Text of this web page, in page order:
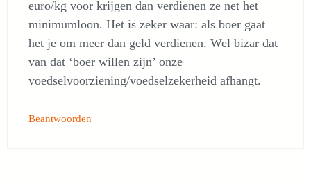
euro/kg voor krijgen dan verdienen ze net het
minimumloon. Het is zeker waar: als boer gaat
het je om meer dan geld verdienen. Wel bizar dat
van dat ‘boer willen zijn’ onze
voedselvoorziening/voedselzekerheid afhangt.
Beantwoorden